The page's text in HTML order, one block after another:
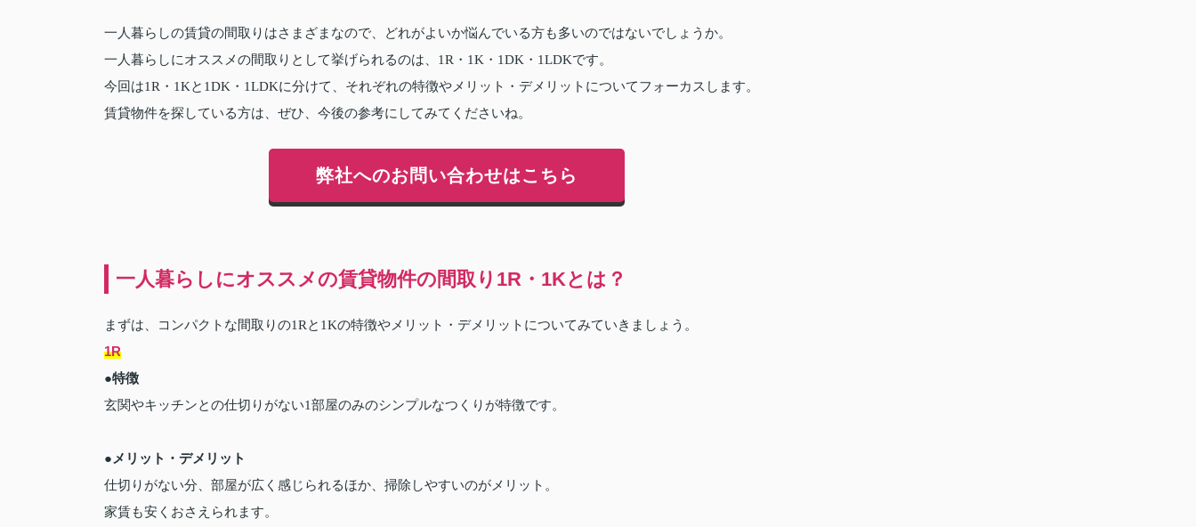
一人暮らしの賃貸の間取りはさまざまなので、どれがよいか悩んでいる方も多いのではないでしょうか。
一人暮らしにオススメの間取りとして挙げられるのは、1R・1K・1DK・1LDKです。
今回は1R・1Kと1DK・1LDKに分けて、それぞれの特徴やメリット・デメリットについてフォーカスします。
賃貸物件を探している方は、ぜひ、今後の参考にしてみてくださいね。
弊社へのお問い合わせはこちら
一人暮らしにオススメの賃貸物件の間取り1R・1Kとは？
まずは、コンパクトな間取りの1Rと1Kの特徴やメリット・デメリットについてみていきましょう。
1R
●特徴
玄関やキッチンとの仕切りがない1部屋のみのシンプルなつくりが特徴です。
●メリット・デメリット
仕切りがない分、部屋が広く感じられるほか、掃除しやすいのがメリット。
家賃も安くおさえられます。